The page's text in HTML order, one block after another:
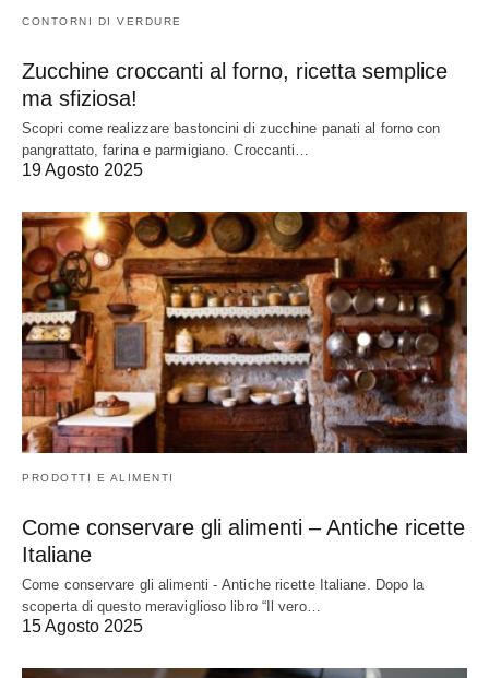
CONTORNI DI VERDURE
Zucchine croccanti al forno, ricetta semplice
ma sfiziosa!
Scopri come realizzare bastoncini di zucchine panati al forno con
pangrattato, farina e parmigiano. Croccanti…
19 Agosto 2025
PRODOTTI E ALIMENTI
Come conservare gli alimenti – Antiche ricette
Italiane
Come conservare gli alimenti - Antiche ricette Italiane. Dopo la
scoperta di questo meraviglioso libro “Il vero…
15 Agosto 2025